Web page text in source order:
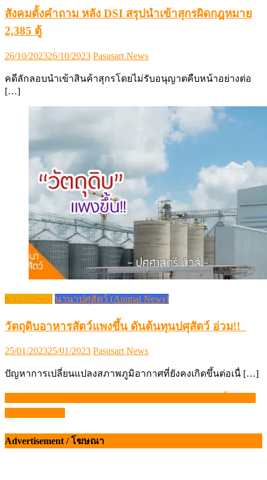
สังคมตั้งคำถาม หลัง DSI สรุปนำเข้าสุกรผิดกฎหมาย
2,385 ตู้
Posted
26/10/202326/10/2023 Author
Pasusart News
คดีลักลอบนำเข้าสินค้าสุกรโดยไม่รับอนุญาตคืบหน้าอย่างต่อ
[…]
ข่าว (News) นานาปศุสัตว์ (Animal News)
วัตถุดิบอาหารสัตว์แพงขึ้น ดันต้นทุนปศุสัตว์ อ่วม!!
Posted
25/01/202325/01/2023 Author
Pasusart News
ปัญหาการเปลี่ยนแปลงสภาพภูมิอากาศที่ยังคงเกิดขึ้นต่อเนื่ […]
แนะแนว
Advertisement / โฆษณา